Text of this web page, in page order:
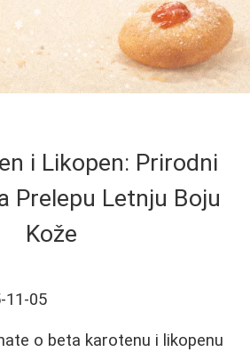
i Likopen: Prirodni
Prelepu Letnju Boju
Kože
11-05
o beta karotenu i likopenu